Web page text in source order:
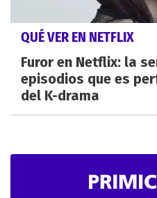
QUÉ VER EN NETFLIX
Furor en Netflix: la
episodios que es
del K-drama